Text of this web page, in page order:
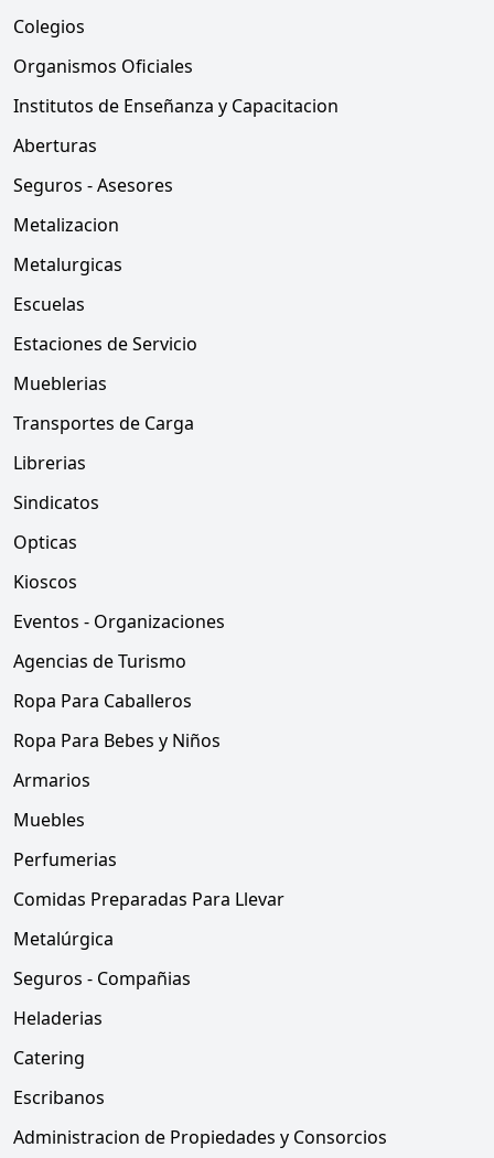
Colegios
Organismos Oficiales
Institutos de Enseñanza y Capacitacion
Aberturas
Seguros - Asesores
Metalizacion
Metalurgicas
Escuelas
Estaciones de Servicio
Mueblerias
Transportes de Carga
Librerias
Sindicatos
Opticas
Kioscos
Eventos - Organizaciones
Agencias de Turismo
Ropa Para Caballeros
Ropa Para Bebes y Niños
Armarios
Muebles
Perfumerias
Comidas Preparadas Para Llevar
Metalúrgica
Seguros - Compañias
Heladerias
Catering
Escribanos
Administracion de Propiedades y Consorcios